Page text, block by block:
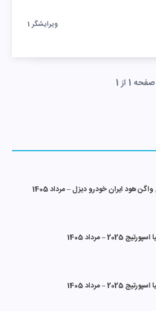
ویرایشگر 1
صفحه 1 از 1
هود ایران خودرو دیزل – مرداد 1405
– مرداد 1405
– مرداد 1405